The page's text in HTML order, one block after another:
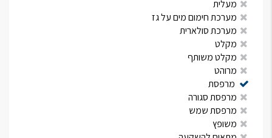
מעלית
מערכת חימום מים על גז
מערכת סולארית
מקלט
מקלט משותף
מרוהט
מרפסת
מרפסת סגורה
מרפסת שמש
משופץ